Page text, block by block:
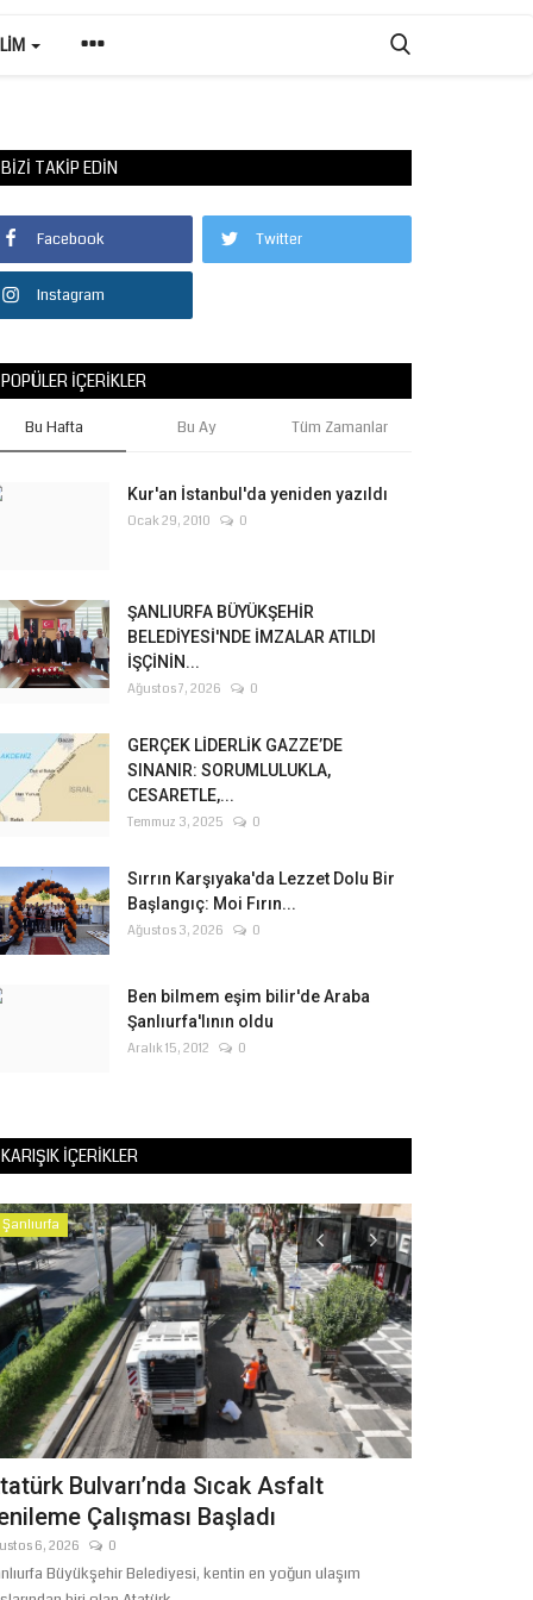
BIZI TAKIP EDIN
Facebook Twitter
Instagram
POPÜLER İÇERIKLER
Bu Hafta Bu Ay Tüm Zamanlar
Kur'an İstanbul'da yeniden yazıldı
Ocak 29, 2010 0
ŞANLIURFA BÜYÜKŞEHİR
BELEDİYESİ'NDE İMZALAR ATILDI
İŞÇİNİN...
Ağustos 7, 2026 0
GERÇEK LİDERLİK GAZZE’DE
SINANIR: SORUMLULUKLA,
CESARETLE,...
Temmuz 3, 2025 0
Sırrın Karşıyaka'da Lezzet Dolu Bir
Başlangıç: Moi Fırın...
Ağustos 3, 2026 0
Ben bilmem eşim bilir'de Araba
Şanlıurfa'lının oldu
Aralık 15, 2012 0
KARIŞIK İÇERIKLER
Şanlıurfa
Bulvarı’nda Sıcak Asfalt
Çalışması Başladı
6, 2026 0
Büyükşehir Belediyesi, kentin en yoğun ulaşım